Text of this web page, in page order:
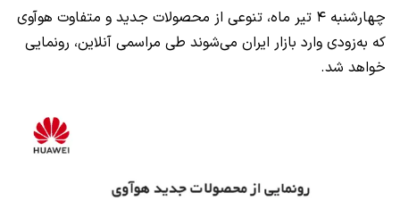
چهارشنبه ۴ تیر ماه، تنوعی از محصولات جدید و متفاوت هوآوی
که به‌زودی وارد بازار ایران می‌شوند طی مراسمی آنلاین، رونمایی
خواهد شد.